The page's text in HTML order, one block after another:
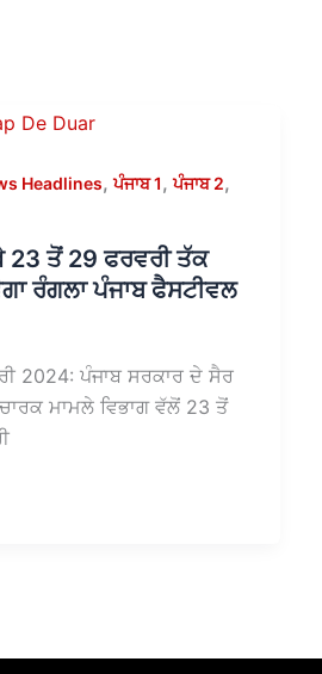
Headlines,ਪੰਜਾਬ 1,ਪੰਜਾਬ 2,
23 ਤੋਂ 29 ਫਰਵਰੀ ਤੱਕ
ਰੰਗਲਾ ਪੰਜਾਬ ਫੈਸਟੀਵਲ
2024: ਪੰਜਾਬ ਸਰਕਾਰ ਦੇ ਸੈਰ
ਮਾਮਲੇ ਵਿਭਾਗ ਵੱਲੋਂ 23 ਤੋਂ